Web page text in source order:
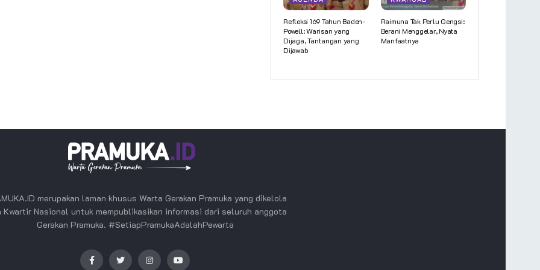
Refleksi 169 Tahun Baden-
Powell: Warisan yang
Dijaga, Tantangan yang
Dijawab
Raimuna Tak Perlu Gengsi:
Berani Menggelar, Nyata
Manfaatnya
merupakan laman khusus Warta Gerakan Pramuka yang dikelola
Kwartir Nasional untuk mempublikasikan informasi dari seluruh anggota
Gerakan Pramuka. #SetiapPramukaAdalahPewarta